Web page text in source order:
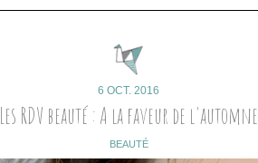
6 OCT. 2016
Les RDV beauté : A la faveur de l'automne
BEAUTÉ